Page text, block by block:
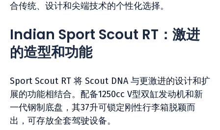
合传统、设计和尖端技术的个性化选择。
Indian Sport Scout RT：激进
的造型和功能
Sport Scout RT 将 Scout DNA 与更激进的设计和扩
展的功能相结合。配备1250cc V型双缸发动机和新
一代钢制底盘，其37升可锁定刚性行李箱脱颖而
出，可存放全套驾驶设备。